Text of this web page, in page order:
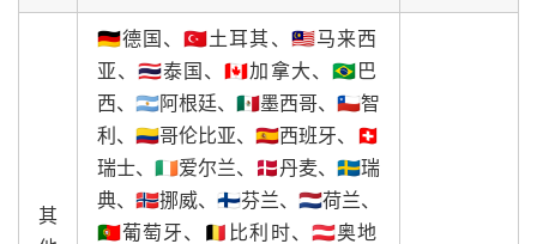
其
🇩🇪德国、🇹🇷土耳其、🇲🇾马来西
亚、🇹🇭泰国、🇨🇦加拿大、🇧🇷巴
西、🇦🇷阿根廷、🇲🇽墨西哥、🇨🇱智
利、🇨🇴哥伦比亚、🇪🇸西班牙、🇨🇭
瑞士、🇮🇪爱尔兰、🇩🇰丹麦、🇸🇪瑞
典、🇳🇴挪威、🇫🇮芬兰、🇳🇱荷兰、
🇵🇹葡萄牙、🇧🇪比利时、🇦🇹奥地